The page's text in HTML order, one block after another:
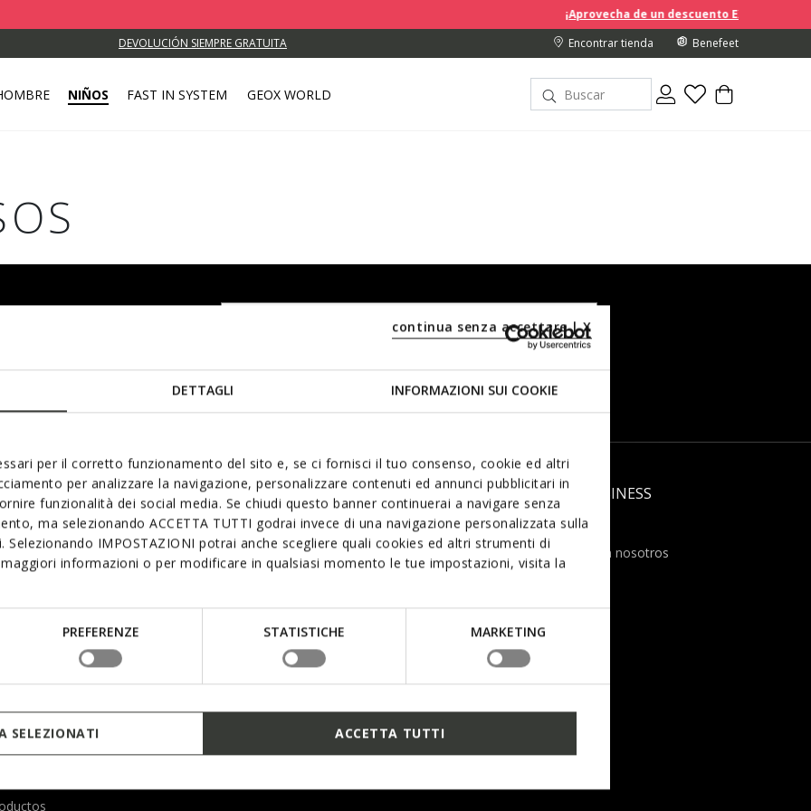
DETTAGLI INFORMAZIONI SUI COOKIE
per il corretto funzionamento del sito e, se ci fornisci il tuo consenso, cookie ed altri
per analizzare la navigazione, personalizzare contenuti ed annunci pubblicitari in
funzionalità dei social media. Se chiudi questo banner continuerai a navigare senza
ma selezionando ACCETTA TUTTI godrai invece di una navigazione personalizzata sulla
Selezionando IMPOSTAZIONI potrai anche scegliere quali cookies ed altri strumenti di
informazioni o per modificare in qualsiasi momento le tue impostazioni, visita la
PREFERENZE STATISTICHE MARKETING
continua senza accettare | X
SELEZIONATI ACCETTA TUTTI
¡Aprovecha de un descuento EXTRA del
DEVOLUCIÓN SIEMPRE GRATUITA Encontrar tienda Benefeet
NIÑOS FAST IN SYSTEM GEOX WORLD
perderte las
Prefiero no responder Mujer
Hombre
la
MIS PEDIDOS
Tus pedidos
Estado del pedido
GEOX WORLD
About Geox
News
Líneas
Tecnologías
Sostenibilidad
GEOX BUSINESS
Área B2B
Trabaja con nosotros
Geox.biz
Inversores